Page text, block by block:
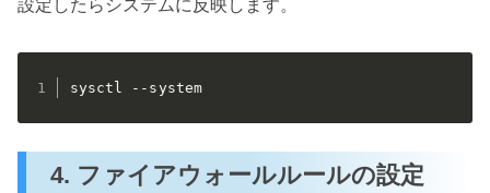
設定したらシステムに反映します。
sysctl --system
4. ファイアウォールルールの設定